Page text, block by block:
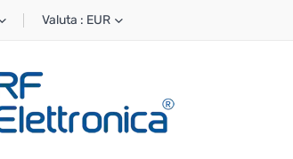
Valuta : EUR